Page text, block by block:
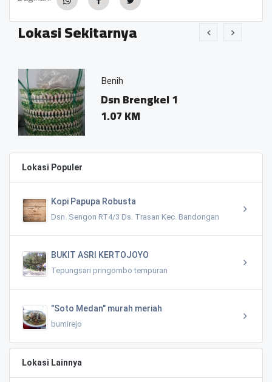
Lokasi Sekitarnya
Benih
Dsn Brengkel 1
1.07 KM
Lokasi Populer
Kopi Papupa Robusta
Dsn. Sengon RT4/3 Ds. Trasan Kec. Bandongan
BUKIT ASRI KERTOJOYO
Tepungsari pringombo tempuran
"Soto Medan" murah meriah
bumirejo
Lokasi Lainnya